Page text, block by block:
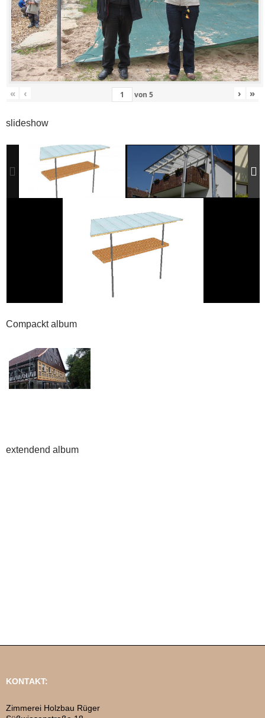
« ‹ von 5 › »
slideshow
Compackt album
extendend album
KONTAKT:
Zimmerei Holzbau Rüger